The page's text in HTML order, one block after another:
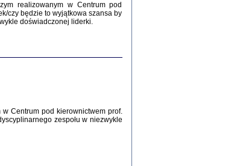
Warszawa 2016
realizowanym w Centrum pod
czy będzie to wyjątkowa szansa by
doświadczonej liderki.
Centrum pod kierownictwem prof.
zespołu w niezwykle